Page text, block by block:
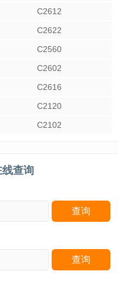
C2612
C2622
C2560
C2602
C2616
C2120
C2102
查询